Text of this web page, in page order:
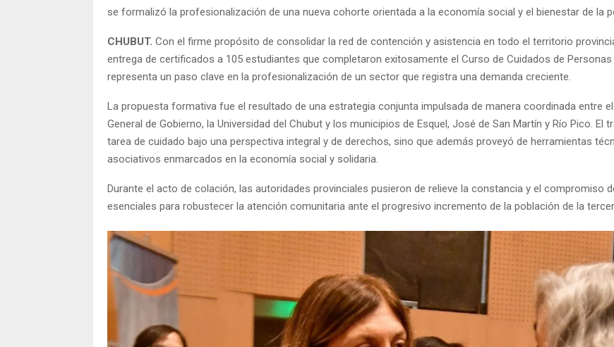
se formalizó la profesionalización de una nueva cohorte orientada a la economía social y el bienestar de la
CHUBUT. Con el firme propósito de consolidar la red de contención y asistencia en todo el territorio
entrega de certificados a 105 estudiantes que completaron exitosamente el Curso de Cuidados de
representa un paso clave en la profesionalización de un sector que registra una demanda creciente.
La propuesta formativa fue el resultado de una estrategia conjunta impulsada de manera coordinada entre
General de Gobierno, la Universidad del Chubut y los municipios de Esquel, José de San Martín y Río Pico.
tarea de cuidado bajo una perspectiva integral y de derechos, sino que además proveyó de herramientas
asociativos enmarcados en la economía social y solidaria.
Durante el acto de colación, las autoridades provinciales pusieron de relieve la constancia y el compromiso
esenciales para robustecer la atención comunitaria ante el progresivo incremento de la población de la